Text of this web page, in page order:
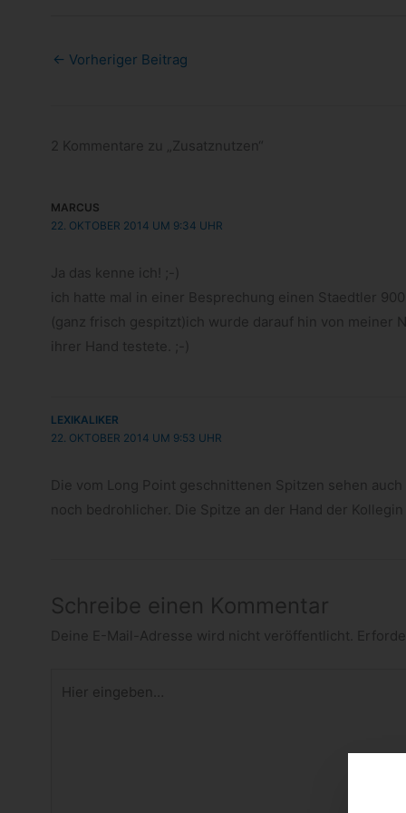
← Vorheriger Beitrag
2 Kommentare zu „Zusatznutzen“
MARCUS
22. OKTOBER 2014 UM 9:34 UHR
Ja das kenne ich! ;-)
ich hatte mal in einer Bespre­chung einen Staedt­ler
(ganz frisch gespitzt)ich wurde dar­auf hin von mei­ner
ihrer Hand testete. ;-)
LEXIKALIKER
22. OKTOBER 2014 UM 9:53 UHR
Die vom Long Point geschnit­te­nen Spit­zen sehen
noch bedroh­li­cher. Die Spitze an der Hand der
Schreibe einen Kommentar
Deine E-Mail-Adresse wird nicht veröffentlicht.
eingeben…